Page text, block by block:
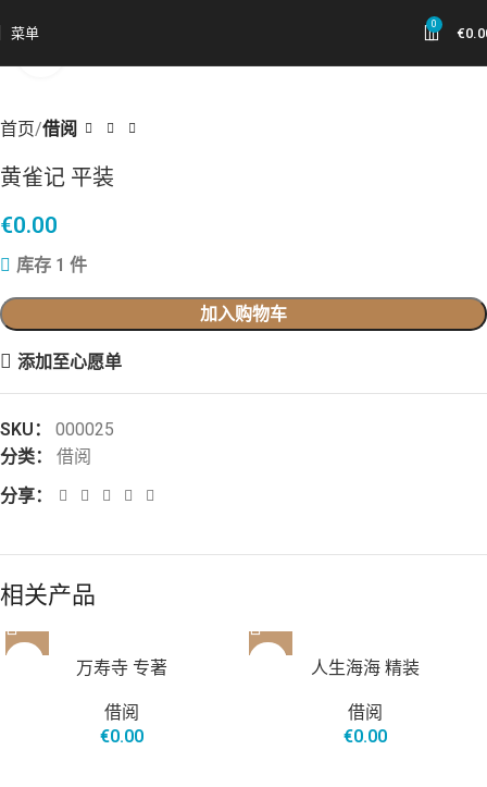
菜单
0
€
首页 借阅
黄雀记 平装
€0.00
库存 1 件
加入购物车
添加至心愿单
SKU： 000025
分类：
借阅
分享：
相关产品
万寿寺 专著
借阅
€0.00
人生海海 精装
借阅
€0.00